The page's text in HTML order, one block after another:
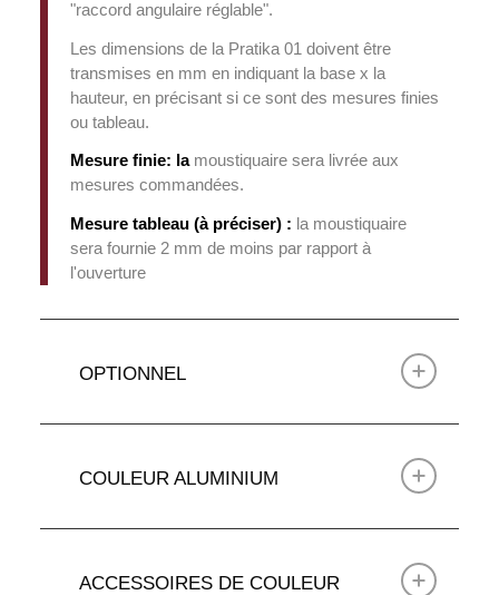
"raccord angulaire réglable".
Les dimensions de la Pratika 01 doivent être
transmises en mm en indiquant la base x la
hauteur, en précisant si ce sont des mesures finies
ou tableau.
Mesure finie: lamoustiquaire sera livrée aux
mesures commandées.
Mesure tableau (à préciser) : la moustiquaire
sera fournie 2 mm de moins par rapport à
l'ouverture
OPTIONNEL
COULEUR ALUMINIUM
ACCESSOIRES DE COULEUR